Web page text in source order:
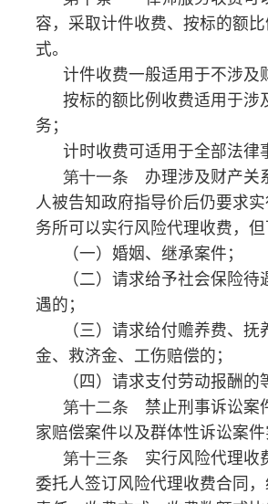
第十三条
实行风险代理收费，律师
委托人签订风险代理收费合同，约定双方
责任、收费方式、收费数额或比例。
实行风险代理收费，最高收费金额不
同约定标的额的30％。
第十四条
律师事务所应当严格执行
会同同级司法行政部门制定的律师服务收
收费标准。
第十五条
律师事务所应当公示律师
办法和收费标准等信息 ，接受社会监督。
第十六条
律师事务所接受委托，应
订律师服务收费合同或者在委托代理合同
收费合同或收费条款应当包括：收费
准、收费方式、收费数额、付款和结算方
方式等内容
第十七条
律师事务所与委托人签订
单方变更收费项目或者提高收费数额。确
师事务所必须事先征得委托人的书面同意
第十八条
律师事务所向委托人收取
应当向委托人出具合法票据。
第十九条
律师事务所在提供法律服
托人支付的诉讼费、仲裁费、鉴定费、公
费，不属于律师服务费，由委托人另行支
第二十条
律师事务所需要预收异地